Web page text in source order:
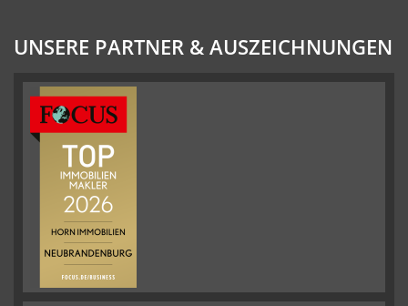
UNSERE PARTNER & AUSZEICHNUNGEN